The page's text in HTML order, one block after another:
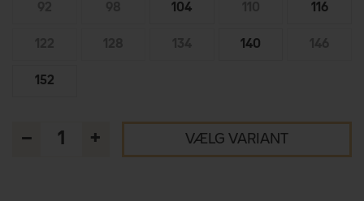
104 116
140
152
– + VÆLG VARIANT